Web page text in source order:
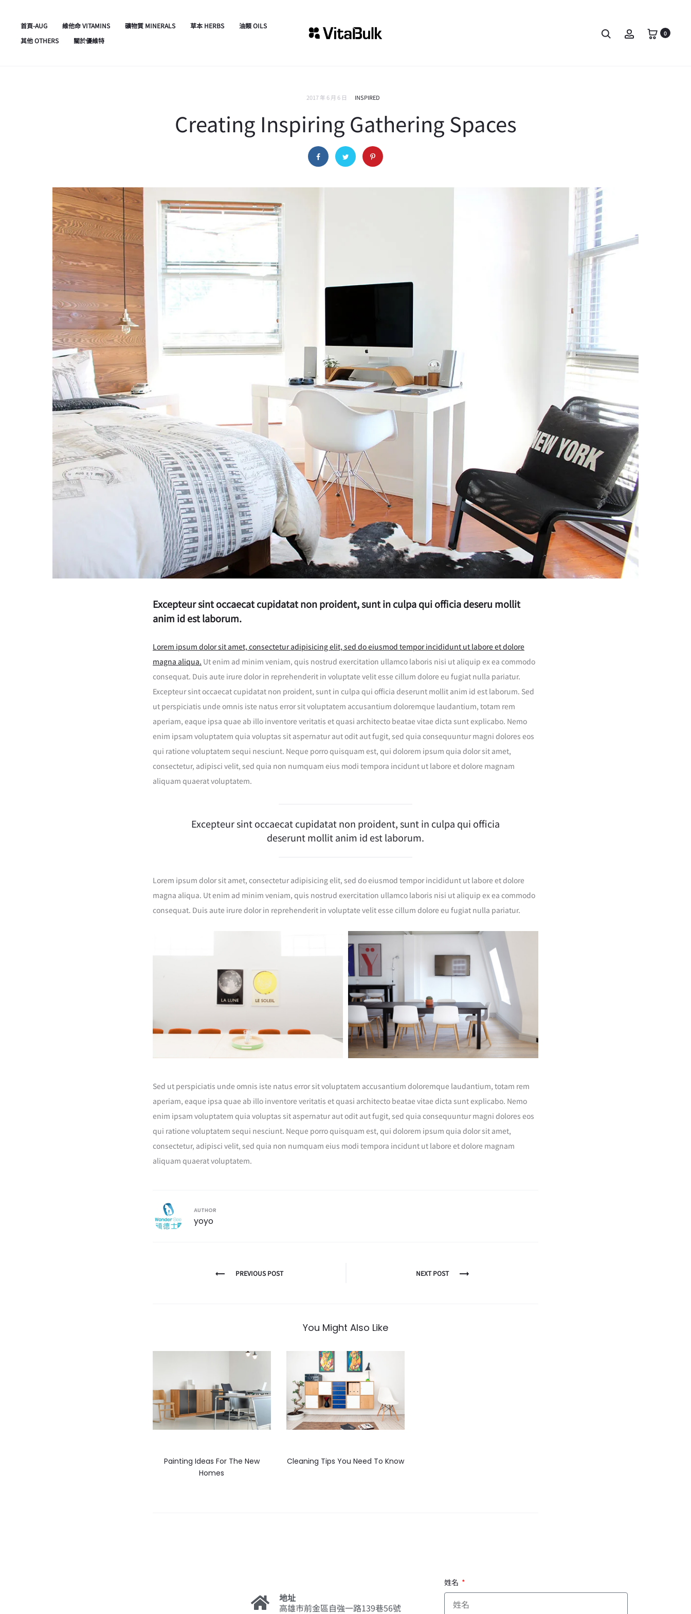
首頁-AUG 維他命 VITAMINS 礦物質 MINERALS 草本 HERBS
油類 OILS
其他 OTHERS
關於優維特
0
2017 年 6 月 6 日 INSPIRED
Creating Inspiring Gathering Spaces
Excepteur sint occaecat cupidatat non proident, sunt in culpa qui officia deseru mollit
anim id est laborum.
Lorem ipsum dolor sit amet, consectetur adipisicing elit, sed do eiusmod tempor incididunt ut labore et dolore
magna aliqua. Ut enim ad minim veniam, quis nostrud exercitation ullamco laboris nisi ut aliquip ex ea commodo
consequat. Duis aute irure dolor in reprehenderit in voluptate velit esse cillum dolore eu fugiat nulla pariatur.
Excepteur sint occaecat cupidatat non proident, sunt in culpa qui officia deserunt mollit anim id est laborum. Sed
ut perspiciatis unde omnis iste natus error sit voluptatem accusantium doloremque laudantium, totam rem
aperiam, eaque ipsa quae ab illo inventore veritatis et quasi architecto beatae vitae dicta sunt explicabo. Nemo
enim ipsam voluptatem quia voluptas sit aspernatur aut odit aut fugit, sed quia consequuntur magni dolores eos
qui ratione voluptatem sequi nesciunt. Neque porro quisquam est, qui dolorem ipsum quia dolor sit amet,
consectetur, adipisci velit, sed quia non numquam eius modi tempora incidunt ut labore et dolore magnam
aliquam quaerat voluptatem.
Excepteur sint occaecat cupidatat non proident, sunt in culpa qui officia
deserunt mollit anim id est laborum.
Lorem ipsum dolor sit amet, consectetur adipisicing elit, sed do eiusmod tempor incididunt ut labore et dolore
magna aliqua. Ut enim ad minim veniam, quis nostrud exercitation ullamco laboris nisi ut aliquip ex ea commodo
consequat. Duis aute irure dolor in reprehenderit in voluptate velit esse cillum dolore eu fugiat nulla pariatur.
Sed ut perspiciatis unde omnis iste natus error sit voluptatem accusantium doloremque laudantium, totam rem
aperiam, eaque ipsa quae ab illo inventore veritatis et quasi architecto beatae vitae dicta sunt explicabo. Nemo
enim ipsam voluptatem quia voluptas sit aspernatur aut odit aut fugit, sed quia consequuntur magni dolores eos
qui ratione voluptatem sequi nesciunt. Neque porro quisquam est, qui dolorem ipsum quia dolor sit amet,
consectetur, adipisci velit, sed quia non numquam eius modi tempora incidunt ut labore et dolore magnam
aliquam quaerat voluptatem.
AUTHOR
yoyo
PREVIOUS POST NEXT POST
You Might Also Like
Painting Ideas For The New
Homes
Cleaning Tips You Need To Know
地址
高雄市前金區自強一路139巷56號
姓名